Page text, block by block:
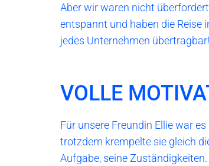
Aber wir waren nicht
entspannt und haben die Reise
jedes Unternehmen übertragbar!
VOLLE
Für unsere Freundin Ellie war
trotzdem krempelte sie gleich
Aufgabe, seine